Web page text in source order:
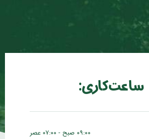
ساعت کاری:
۰۹:۰۰ صبح - ۰۷:۰۰ عصر